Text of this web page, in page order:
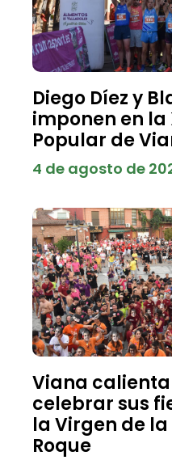
Diego Díez y
imponen en la
Popular de
4 de agosto de
Viana
celebrar sus
la Virgen de la
Roque